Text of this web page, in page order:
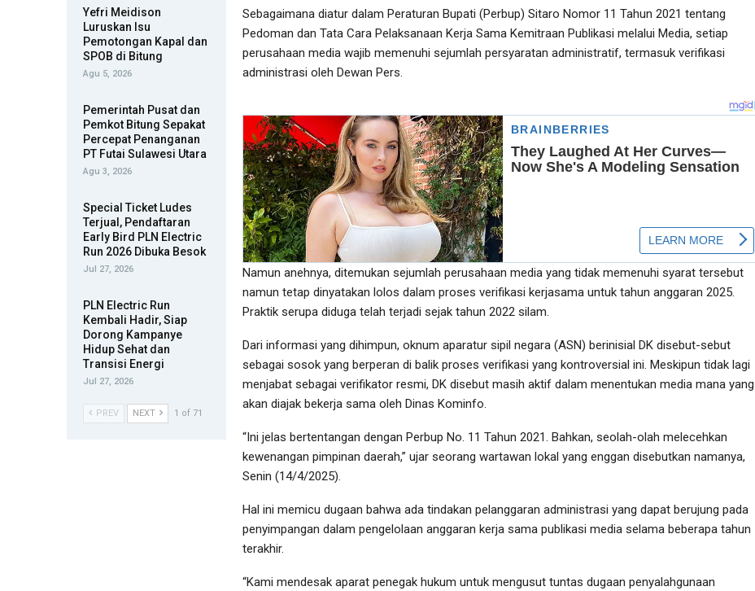
Sebagaimana diatur dalam Peraturan Bupati (Perbup) Sitaro Nomor 11 Tahun 2021 tentang
Pedoman dan Tata Cara Pelaksanaan Kerja Sama Kemitraan Publikasi melalui Media, setiap
perusahaan media wajib memenuhi sejumlah persyaratan administratif, termasuk verifikasi
administrasi oleh Dewan Pers.
Namun anehnya, ditemukan sejumlah perusahaan media yang tidak memenuhi syarat tersebut
namun tetap dinyatakan lolos dalam proses verifikasi kerjasama untuk tahun anggaran 2025.
Praktik serupa diduga telah terjadi sejak tahun 2022 silam.
Dari informasi yang dihimpun, oknum aparatur sipil negara (ASN) berinisial DK disebut-sebut
sebagai sosok yang berperan di balik proses verifikasi yang kontroversial ini. Meskipun tidak lagi
menjabat sebagai verifikator resmi, DK disebut masih aktif dalam menentukan media mana yang
akan diajak bekerja sama oleh Dinas Kominfo.
“Ini jelas bertentangan dengan Perbup No. 11 Tahun 2021. Bahkan, seolah-olah melecehkan
kewenangan pimpinan daerah,” ujar seorang wartawan lokal yang enggan disebutkan namanya,
Senin (14/4/2025).
Hal ini memicu dugaan bahwa ada tindakan pelanggaran administrasi yang dapat berujung pada
penyimpangan dalam pengelolaan anggaran kerja sama publikasi media selama beberapa tahun
terakhir.
“Kami mendesak aparat penegak hukum untuk mengusut tuntas dugaan penyalahgunaan
Yefri Meidison
Luruskan Isu
Pemotongan Kapal dan
SPOB di Bitung
Agu 5, 2026
Pemerintah Pusat dan
Pemkot Bitung Sepakat
Percepat Penanganan
PT Futai Sulawesi Utara
Agu 3, 2026
Special Ticket Ludes
Terjual, Pendaftaran
Early Bird PLN Electric
Run 2026 Dibuka Besok
Jul 27, 2026
PLN Electric Run
Kembali Hadir, Siap
Dorong Kampanye
Hidup Sehat dan
Transisi Energi
Jul 27, 2026
PREV NEXT 1 of 71